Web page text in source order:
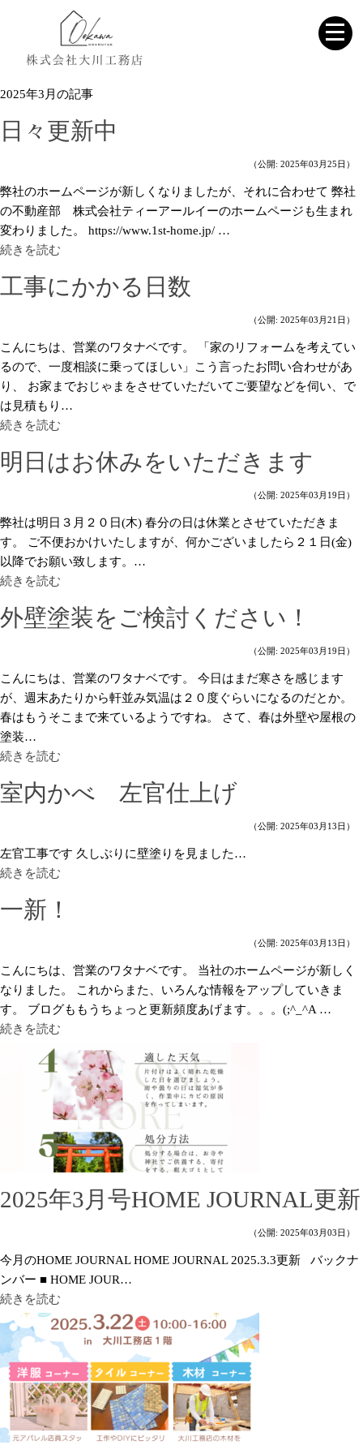
2025年3月の記事
日々更新中
（公開: 2025年03月25日）
弊社のホームページが新しくなりましたが、それに合わせて 弊社
の不動産部 株式会社ティーアールイーのホームページも生まれ
変わりました。 https://www.1st-home.jp/ …
続きを読む
工事にかかる日数
（公開: 2025年03月21日）
こんにちは、営業のワタナベです。 「家のリフォームを考えてい
るので、一度相談に乗ってほしい」こう言ったお問い合わせがあ
り、 お家までおじゃまをさせていただいてご要望などを伺い、で
は見積もり…
続きを読む
明日はお休みをいただきます
（公開: 2025年03月19日）
弊社は明日３月２０日(木) 春分の日は休業とさせていただきま
す。 ご不便おかけいたしますが、何かございましたら２１日(金)
以降でお願い致します。…
続きを読む
外壁塗装をご検討ください！
（公開: 2025年03月19日）
こんにちは、営業のワタナベです。 今日はまだ寒さを感じます
が、週末あたりから軒並み気温は２０度ぐらいになるのだとか。
春はもうそこまで来ているようですね。 さて、春は外壁や屋根の
塗装…
続きを読む
室内かべ 左官仕上げ
（公開: 2025年03月13日）
左官工事です 久しぶりに壁塗りを見ました…
続きを読む
一新！
（公開: 2025年03月13日）
こんにちは、営業のワタナベです。 当社のホームページが新しく
なりました。 これからまた、いろんな情報をアップしていきま
す。 ブログももうちょっと更新頻度あげます。。。(;^_^A …
続きを読む
2025年3月号HOME JOURNAL更新
（公開: 2025年03月03日）
今月のHOME JOURNAL HOME JOURNAL 2025.3.3更新 バックナ
ンバー ■ HOME JOUR…
続きを読む